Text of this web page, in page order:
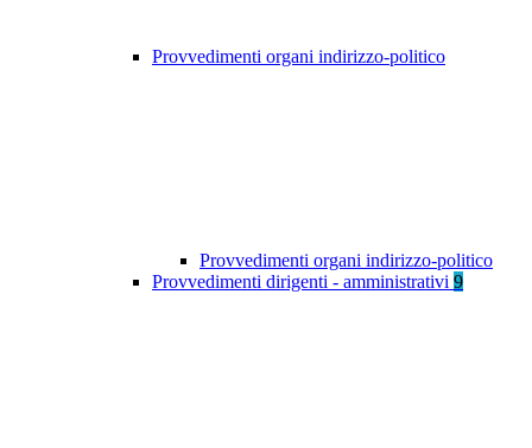
Provvedimenti organi indirizzo-politico
Provvedimenti organi indirizzo-politico
Provvedimenti dirigenti - amministrativi 9